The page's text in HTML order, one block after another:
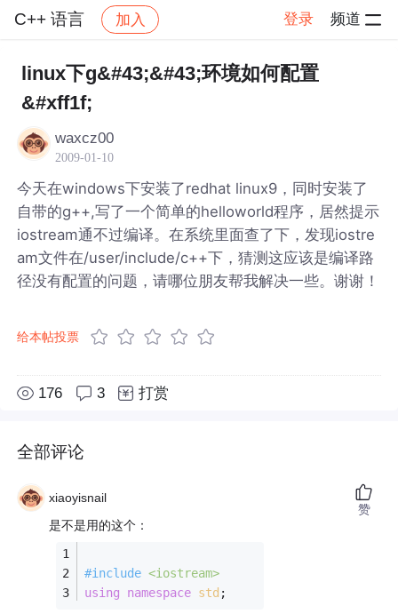
C++ 语言 加入 登录 频道
社区 C++ 语言 帖子详情
linux下g&#43;&#43;环境如何配置
&#xff1f;
waxcz00
2009-01-10
今天在windows下安装了redhat linux9，同时安装了
自带的g++,写了一个简单的helloworld程序，居然提示
iostream通不过编译。在系统里面查了下，发现iostre
am文件在/user/include/c++下，猜测这应该是编译路
径没有配置的问题，请哪位朋友帮我解决一些。谢谢！
给本帖投票
176 3 打赏
全部评论
xiaoyisnail
是不是用的这个：
#include <iostream>
using
namespace std ;
赞